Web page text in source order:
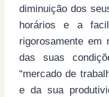
diminuição dos
horários e a
rigorosamente em
das suas
“mercado de
e da sua